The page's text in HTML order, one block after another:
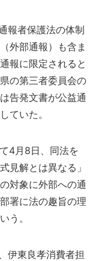
報者保護法の体制
外部通報）も含ま
報に限定されると
の第三者委員会の
告発文書が公益通
ていた。
4月8日、同法を
見解とは異なる」
対象に外部への通
署に法の趣旨の理
う。
伊東良孝消費者担